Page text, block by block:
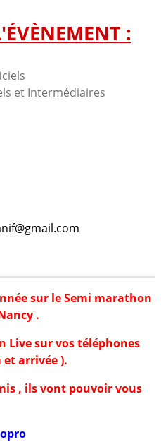
:
et Intermédiaires
sur le Semi marathon
.
Live sur vos téléphones
et arrivée ).
, ils vont pouvoir vous